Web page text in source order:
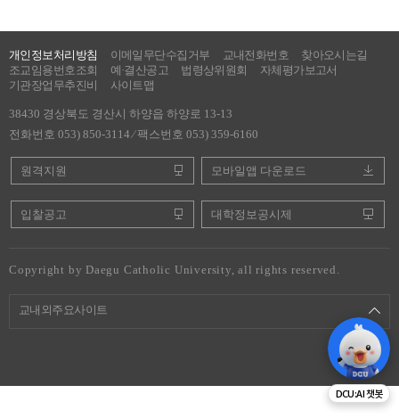
개인정보처리방침 이메일무단수집거부 교내전화번호
찾아오시는길
조교임용번호조회
예·결산공고 법령상위원회
자체평가보고서
기관장업무추진비
사이트맵
38430 경상북도 경산시 하양읍 하양로 13-13
전화번호 053) 850-3114 ⁄ 팩스번호 053) 359-6160
원격지원 모바일앱 다운로드
입찰공고 대학정보공시제
Copyright by Daegu Catholic University, all rights reserved.
교내외주요사이트
DCU:AI 챗봇